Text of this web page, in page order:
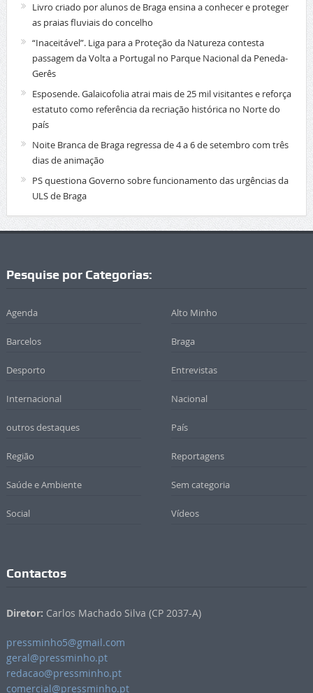
Livro criado por alunos de Braga ensina a conhecer e proteger
as praias fluviais do concelho
“Inaceitável”. Liga para a Proteção da Natureza contesta
passagem da Volta a Portugal no Parque Nacional da Peneda-
Gerês
Esposende. Galaicofolia atrai mais de 25 mil visitantes e reforça
estatuto como referência da recriação histórica no Norte do
país
Noite Branca de Braga regressa de 4 a 6 de setembro com três
dias de animação
PS questiona Governo sobre funcionamento das urgências da
ULS de Braga
Pesquise por Categorias:
Agenda Alto Minho
Barcelos Braga
Desporto Entrevistas
Internacional Nacional
outros destaques País
Região Reportagens
Saúde e Ambiente Sem categoria
Social Vídeos
Contactos
Diretor: Carlos Machado Silva (CP 2037-A)
pressminho5@gmail.com
geral@pressminho.pt
redacao@pressminho.pt
comercial@pressminho.pt